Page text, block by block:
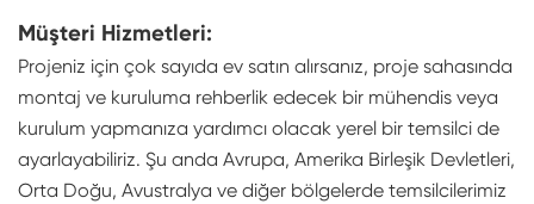
Müşteri Hizmetleri:
Projeniz için çok sayıda ev satın alırsanız, proje sahasında
montaj ve kuruluma rehberlik edecek bir mühendis veya
kurulum yapmanıza yardımcı olacak yerel bir temsilci de
ayarlayabiliriz. Şu anda Avrupa, Amerika Birleşik Devletleri,
Orta Doğu, Avustralya ve diğer bölgelerde temsilcilerimiz